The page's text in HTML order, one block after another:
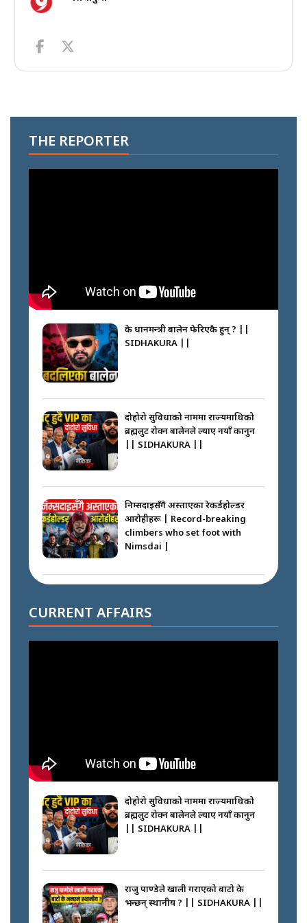
THE REPORTER
के प्रधानमन्त्री बालेन फेरिएकै हुन् ? ||
SIDHAKURA ||
दोहोरो सुविधाको नाममा राज्यमाथिको
ब्रह्मलुट रोक्न बालेनले ल्याए नयाँ कानुन
|| SIDHAKURA ||
निम्सदाइसँगै अस्ताएका रेकर्डहोल्डर
आरोहीहरू | Record-breaking
climbers who set foot with
Nimsdai |
अपराध श्रृङ्खला || SIDHAKURA ||
नेपालीलाई भरिया मात्र देख्ने दृष्टिकोण
बदलेका ‘निम्स दाई’ || SIDHAKURA
||
आगो निभाउने कि तेल थप्ने ? WHATS
HAPPENING IN MADHESH ? ||
CURRENT AFFAIRS
दोहोरो सुविधाको नाममा राज्यमाथिको
ब्रह्मलुट रोक्न बालेनले ल्याए नयाँ कानुन
|| SIDHAKURA ||
राजु पाण्डेले खाली गराएको बाटो के
भन्छन् स्थानीय ? || SIDHAKURA ||